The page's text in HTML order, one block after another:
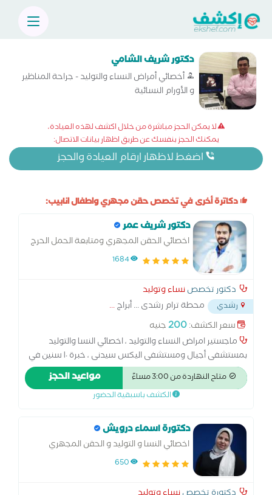
دكتور شريف الشامي
أخصائي أمراض النساء والتوليد - جراحة المناظير
و الأورام النسائية
لا يمكن الحجز مباشرة من خلال اكشف لهذه العيادة،
يمكنك الحجز بنفسك عن طريق اظهار بيانات الاتصال:
اضغط لاظهار ارقام العيادة والحجز
دكاترة أخرى في تخصص حقن مجهري واطفال انابيب:
دكتور شريف عمر
اخصائي الحقن المجهري ومتابعة الحمل الحرج
1684
دكتور تخصصنساء وتوليد
رشدي محطة ترام رشدى ... أبراج...
سعر الكشف:200جنيه
ماجستير امراض النساء والتوليد ، اخصائي النسا والتوليد
بمستشفى أجيال ومستشفى اليكس سيدنى ، خبرة ١٠ سنين في
مجال الحقن المجهري
متاح النهاردة من 3:00 مساءً مواعيد الحجز
الكشف باسبقية الحضور
دكتورة اسماء درويش
اخصائي النسا و التوليد و الحقن المجهري
650